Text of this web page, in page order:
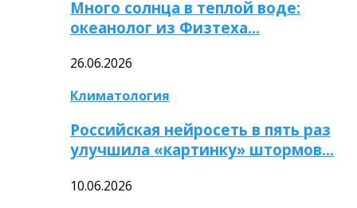
Много солнца в теплой воде:
океанолог из Физтеха…
26.06.2026
Климатология
Российская нейросеть в пять раз
улучшила «картинку» штормов…
10.06.2026